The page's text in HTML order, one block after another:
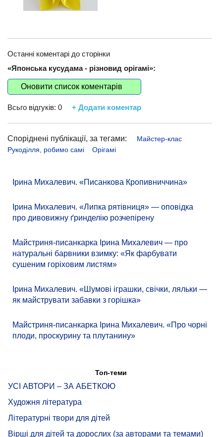
Останні коментарі до сторінки
«Японська кусудама - різновид орігамі»:
Оновити список коментарів
Всьго відгуків: 0 + Додати коментар
Споріднені публікації, за тегами:
Майстер-клас
Рукоділля, робимо самі
Орігамі
Ірина Михалевич. «Писанкова Кропивниччина»
Ірина Михалевич. «Липка рятівниця» — оповідка
про дивовижну ґринделію розчепірену
Майстриня-писанкарка Ірина Михалевич — про
натуральні барвники взимку: «Як фарбувати
сушеним горіховим листям»
Ірина Михалевич. «Шумові іграшки, свічки, ляльки —
як майструвати забавки з горішка»
Майстриня-писанкарка Ірина Михалевич. «Про чорні
плоди, проскурину та плутанину»
Топ-теми
УСІ АВТОРИ – ЗА АБЕТКОЮ
Художня література
Літературні твори для дітей
Вірші для дітей та дорослих (за авторами та темами)